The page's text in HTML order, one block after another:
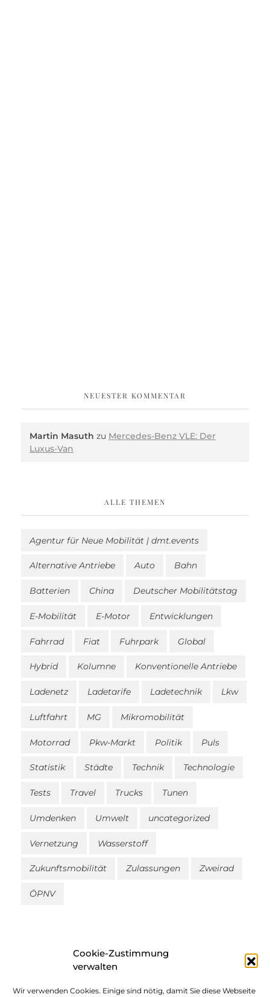
Cookie-Zustimmung
verwalten
Wir verwenden Cookies. Einige sind nötig, damit Sie diese Webseite
NEUESTER KOMMENTAR
Martin Masuth zu Mercedes-Benz VLE: Der
Luxus-Van
ALLE THEMEN
Agentur für Neue Mobilität | dmt.events
Alternative Antriebe Auto Bahn
Batterien China Deutscher Mobilitätstag
E-Mobilität E-Motor Entwicklungen
Fahrrad Fiat Fuhrpark Global
Hybrid Kolumne Konventionelle Antriebe
Ladenetz Ladetarife Ladetechnik Lkw
Luftfahrt MG Mikromobilität
Motorrad Pkw-Markt Politik Puls
Statistik Städte Technik Technologie
Tests Travel Trucks Tunen
Umdenken Umwelt uncategorized
Vernetzung Wasserstoff
Zukunftsmobilität Zulassungen Zweirad
ÖPNV